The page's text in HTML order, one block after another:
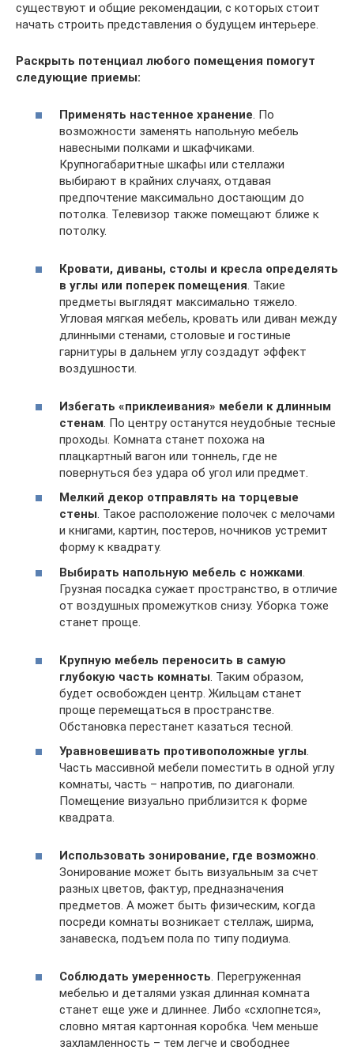
существуют и общие рекомендации, с которых стоит
начать строить представления о будущем интерьере.
Раскрыть потенциал любого помещения помогут
следующие приемы:
Применять настенное хранение. По
возможности заменять напольную мебель
навесными полками и шкафчиками.
Крупногабаритные шкафы или стеллажи
выбирают в крайних случаях, отдавая
предпочтение максимально достающим до
потолка. Телевизор также помещают ближе к
потолку.
Кровати, диваны, столы и кресла определять
в углы или поперек помещения. Такие
предметы выглядят максимально тяжело.
Угловая мягкая мебель, кровать или диван между
длинными стенами, столовые и гостиные
гарнитуры в дальнем углу создадут эффект
воздушности.
Избегать «приклеивания» мебели к длинным
стенам. По центру останутся неудобные тесные
проходы. Комната станет похожа на
плацкартный вагон или тоннель, где не
повернуться без удара об угол или предмет.
Мелкий декор отправлять на торцевые
стены. Такое расположение полочек с мелочами
и книгами, картин, постеров, ночников устремит
форму к квадрату.
Выбирать напольную мебель с ножками.
Грузная посадка сужает пространство, в отличие
от воздушных промежутков снизу. Уборка тоже
станет проще.
Крупную мебель переносить в самую
глубокую часть комнаты. Таким образом,
будет освобожден центр. Жильцам станет
проще перемещаться в пространстве.
Обстановка перестанет казаться тесной.
Уравновешивать противоположные углы.
Часть массивной мебели поместить в одной углу
комнаты, часть – напротив, по диагонали.
Помещение визуально приблизится к форме
квадрата.
Использовать зонирование, где возможно.
Зонирование может быть визуальным за счет
разных цветов, фактур, предназначения
предметов. А может быть физическим, когда
посреди комнаты возникает стеллаж, ширма,
занавеска, подъем пола по типу подиума.
Соблюдать умеренность. Перегруженная
мебелью и деталями узкая длинная комната
станет еще уже и длиннее. Либо «схлопнется»,
словно мятая картонная коробка. Чем меньше
захламленность – тем легче и свободнее